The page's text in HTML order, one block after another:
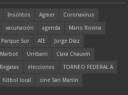
Insólitos Agmer
Coronavirus
vacunación agenda
Mario Rovina
Parque Sur ATE
Jorge Díaz
Marbot Urribarri
Clara Chauvín
Regatas elecciones
TORNEO FEDERAL A
fútbol local cine San Martín